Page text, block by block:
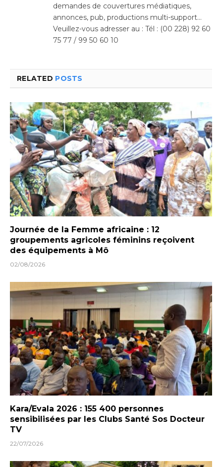
demandes de couvertures médiatiques,
annonces, pub, productions multi-support…
Veuillez-vous adresser au : Tél : (00 228) 92 60
75 77 / 99 50 60 10
RELATED POSTS
Journée de la Femme africaine : 12
groupements agricoles féminins reçoivent
des équipements à Mô
02/08/2026
Kara/Evala 2026 : 155 400 personnes
sensibilisées par les Clubs Santé Sos Docteur
TV
22/07/2026